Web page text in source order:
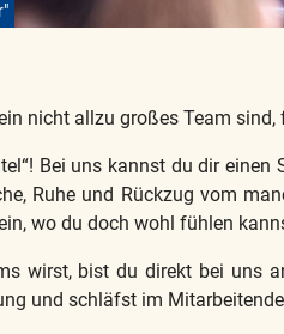
nicht allzu großes Team
Bei uns kannst du dir einen
Ruhe und Rückzug vom
wo du doch wohl fühlen
wirst, bist du direkt bei uns
und schläfst im